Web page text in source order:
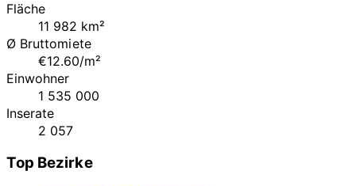
Fläche
11 982 km²
Ø Bruttomiete
€12.60/m²
Einwohner
1 535 000
Inserate
2 057
Top Bezirke